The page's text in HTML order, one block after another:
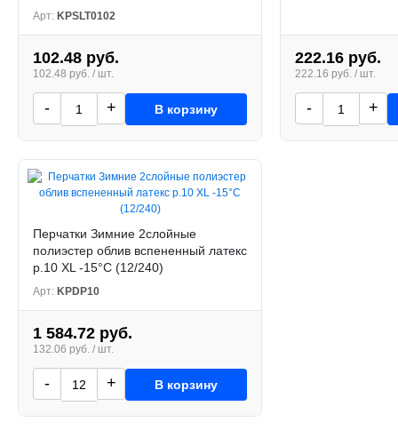
Арт: KPSLT0102
102.48 руб.
102.48 руб. / шт.
- + В корзину
222.16 руб.
222.16 руб. / шт.
- +
Перчатки Зимние 2слойные
полиэстер облив вспененный латекс
р.10 XL -15°С (12/240)
Арт: KPDP10
1 584.72 руб.
132.06 руб. / шт.
- + В корзину